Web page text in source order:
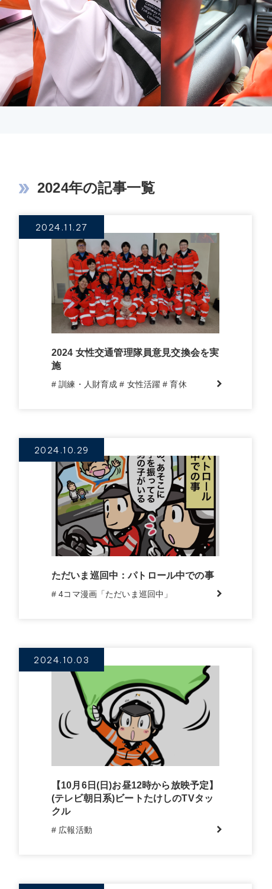
2024年の記事一覧
2024.11.27
2024 女性交通管理隊員意見交換会を実
施
# 訓練・人財育成 # 女性活躍 # 育休
2024.10.29
ただいま巡回中：パトロール中での事
# 4コマ漫画「ただいま巡回中」
2024.10.03
【10月6日(日)お昼12時から放映予定】
(テレビ朝日系)ビートたけしのTVタッ
クル
# 広報活動